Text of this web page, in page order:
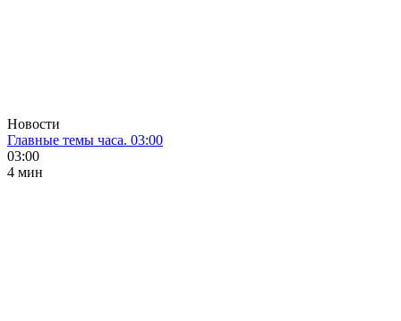
Новости
Главные темы часа. 03:00
03:00
4 мин